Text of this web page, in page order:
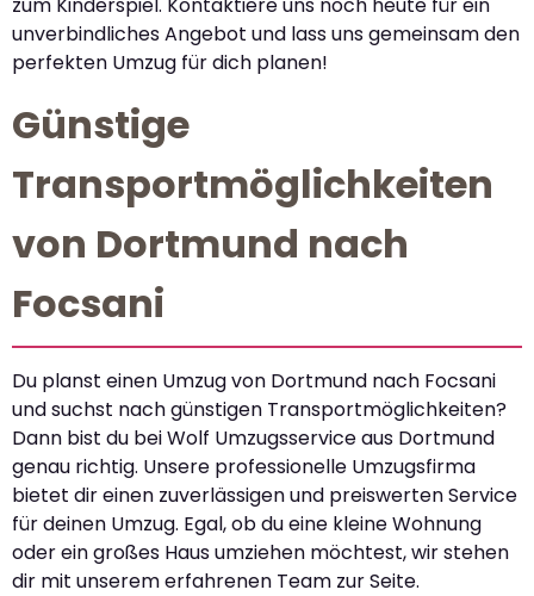
zum Kinderspiel. Kontaktiere uns noch heute für ein
unverbindliches Angebot und lass uns gemeinsam den
perfekten Umzug für dich planen!
Günstige
Transportmöglichkeiten
von Dortmund nach
Focsani
Du planst einen Umzug von Dortmund nach Focsani
und suchst nach günstigen Transportmöglichkeiten?
Dann bist du bei Wolf Umzugsservice aus Dortmund
genau richtig. Unsere professionelle Umzugsfirma
bietet dir einen zuverlässigen und preiswerten Service
für deinen Umzug. Egal, ob du eine kleine Wohnung
oder ein großes Haus umziehen möchtest, wir stehen
dir mit unserem erfahrenen Team zur Seite.